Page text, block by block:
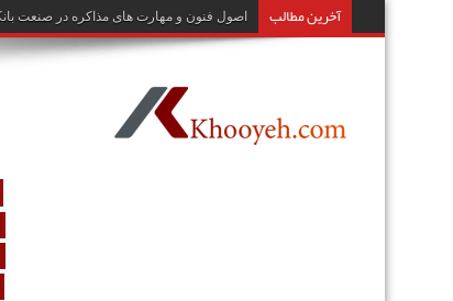
آخرین مطالب اصول فنون و مهارت های مذاکره در صنعت